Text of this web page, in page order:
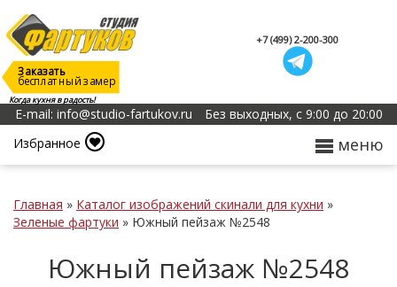
Когда кухня в радость!
Заказать
бесплатный замер
+7 (499) 2-200-300
E-mail: info@studio-fartukov.ru
Без выходных, с 9:00 до 20:00
Избранное
меню
Главная » Каталог изображений скинали для кухни »
Зеленые фартуки » Южный пейзаж №2548
Южный пейзаж №2548